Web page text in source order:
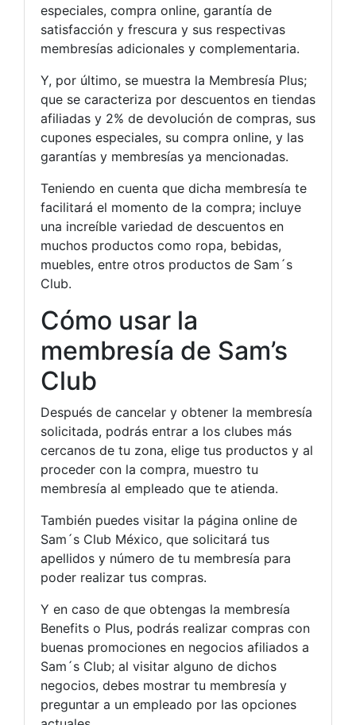
especiales, compra online, garantía de
satisfacción y frescura y sus respectivas
membresías adicionales y complementaria.
Y, por último, se muestra la Membresía Plus;
que se caracteriza por descuentos en tiendas
afiliadas y 2% de devolución de compras, sus
cupones especiales, su compra online, y las
garantías y membresías ya mencionadas.
Teniendo en cuenta que dicha membresía te
facilitará el momento de la compra; incluye
una increíble variedad de descuentos en
muchos productos como ropa, bebidas,
muebles, entre otros productos de Sam´s
Club.
Cómo usar la
membresía de Sam’s
Club
Después de cancelar y obtener la membresía
solicitada, podrás entrar a los clubes más
cercanos de tu zona, elige tus productos y al
proceder con la compra, muestro tu
membresía al empleado que te atienda.
También puedes visitar la página online de
Sam´s Club México, que solicitará tus
apellidos y número de tu membresía para
poder realizar tus compras.
Y en caso de que obtengas la membresía
Benefits o Plus, podrás realizar compras con
buenas promociones en negocios afiliados a
Sam´s Club; al visitar alguno de dichos
negocios, debes mostrar tu membresía y
preguntar a un empleado por las opciones